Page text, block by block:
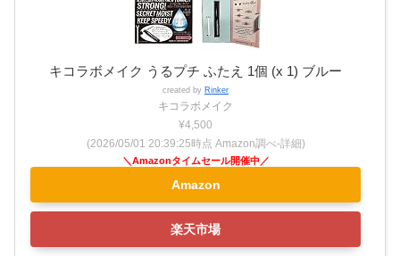
キコラボメイク うるプチ ふたえ 1個 (x 1) ブルー
created by Rinker
キコラボメイク
¥4,500
(2026/05/01 20:39:25時点 Amazon調べ-詳細)
Amazon
楽天市場